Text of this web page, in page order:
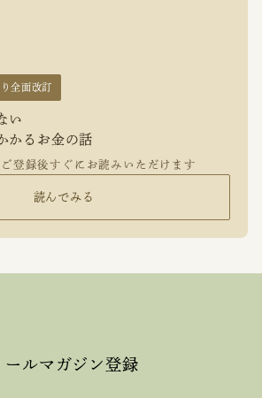
全面改訂
い
かるお金の話
登録後すぐにお読みいただけます
読んでみる
ールマガジン登録